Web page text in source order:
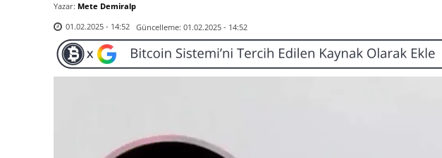
Yazar: Mete Demiralp
01.02.2025 - 14:52 Güncelleme: 01.02.2025 - 14:52